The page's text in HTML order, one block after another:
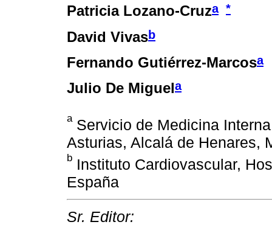
Patricia Lozano-Cruza *
David Vivasb
Fernando Gutiérrez-Marcosa
Julio De Miguela
aServicio de Medicina
Asturias, Alcalá de Henares,
b Instituto Cardiovascular,
España
Sr. Editor: